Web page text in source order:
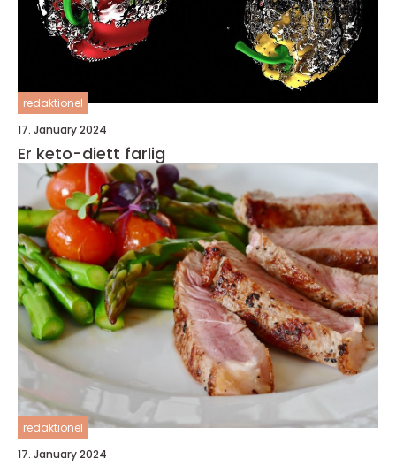
redaktionel
17. January 2024
Er keto-diett farlig
redaktionel
17. January 2024